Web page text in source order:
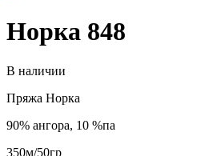
Норка 848
В наличии
Пряжа Норка
90% ангора, 10 %па
350м/50гр